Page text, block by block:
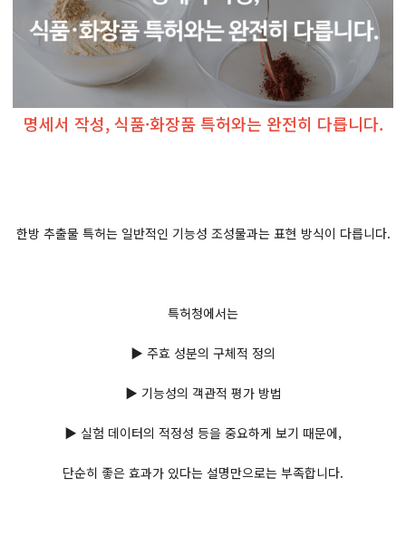
명세서 작성, 식품·화장품 특허와는 완전히 다릅니다.
한방 추출물 특허는 일반적인 기능성 조성물과는 표현 방식이 다릅니다.
특허청에서는
▶ 주효 성분의 구체적 정의
▶ 기능성의 객관적 평가 방법
▶ 실험 데이터의 적정성 등을 중요하게 보기 때문에,
단순히 좋은 효과가 있다는 설명만으로는 부족합니다.